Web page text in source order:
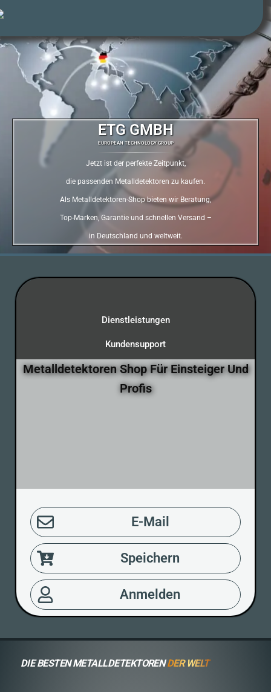
ETG GMBH
EUROPEAN TECHNOLOGY GROUP
Jetzt ist der perfekte Zeitpunkt,
die passenden Metalldetektoren zu kaufen.
Als Metalldetektoren-Shop bieten wir Beratung,
Top-Marken, Garantie und schnellen Versand –
in Deutschland und weltweit.
Dienstleistungen
Kundensupport
Metalldetektoren Shop Für Einsteiger Und
Profis
E-Mail
Speichern
Anmelden
DIE BESTEN METALLDETEKTORENDER WELT